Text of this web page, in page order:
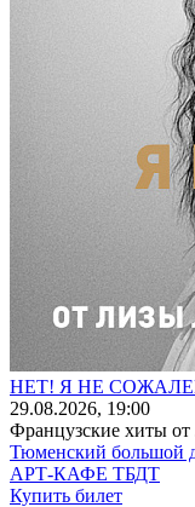
НЕТ! Я НЕ
29.08.2026, 19:00
Французские хиты
Тюменский большой
АРТ-КАФЕ ТБДТ
Купить билет